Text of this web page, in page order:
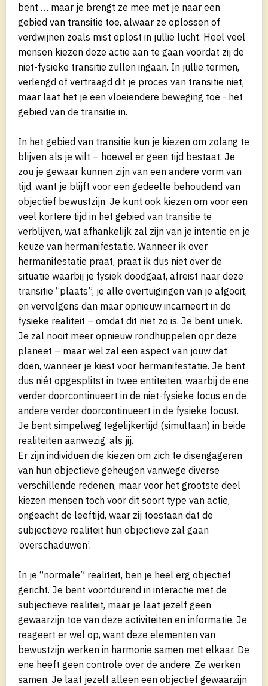
bent … maar je brengt ze mee met je naar een
gebied van transitie toe, alwaar ze oplossen of
verdwijnen zoals mist oplost in jullie lucht. Heel veel
mensen kiezen deze actie aan te gaan voordat zij de
niet-fysieke transitie zullen ingaan. In jullie termen,
verlengd of vertraagd dit je proces van transitie niet,
maar laat het je een vloeiendere beweging toe - het
gebied van de transitie in.
In het gebied van transitie kun je kiezen om zolang te
blijven als je wilt – hoewel er geen tijd bestaat. Je
zou je gewaar kunnen zijn van een andere vorm van
tijd, want je blijft voor een gedeelte behoudend van
objectief bewustzijn. Je kunt ook kiezen om voor een
veel kortere tijd in het gebied van transitie te
verblijven, wat afhankelijk zal zijn van je intentie en je
keuze van hermanifestatie. Wanneer ik over
hermanifestatie praat, praat ik dus niet over de
situatie waarbij je fysiek doodgaat, afreist naar deze
transitie “plaats”, je alle overtuigingen van je afgooit,
en vervolgens dan maar opnieuw incarneert in de
fysieke realiteit – omdat dit niet zo is. Je bent uniek.
Je zal nooit meer opnieuw rondhuppelen opr deze
planeet – maar wel zal een aspect van jouw dat
doen, wanneer je kiest voor hermanifestatie. Je bent
dus niét opgesplitst in twee entiteiten, waarbij de ene
verder doorcontinueert in de niet-fysieke focus en de
andere verder doorcontinueert in de fysieke focust.
Je bent simpelweg tegelijkertijd (simultaan) in beide
realiteiten aanwezig, als jij.
Er zijn individuen die kiezen om zich te disengageren
van hun objectieve geheugen vanwege diverse
verschillende redenen, maar voor het grootste deel
kiezen mensen toch voor dit soort type van actie,
ongeacht de leeftijd, waar zij toestaan dat de
subjectieve realiteit hun objectieve zal gaan
‘overschaduwen’.
In je “normale” realiteit, ben je heel erg objectief
gericht. Je bent voortdurend in interactie met de
subjectieve realiteit, maar je laat jezelf geen
gewaarzijn toe van deze activiteiten en informatie. Je
reageert er wel op, want deze elementen van
bewustzijn werken in harmonie samen met elkaar. De
ene heeft geen controle over de andere. Ze werken
samen. Je laat jezelf alleen een objectief gewaarzijn